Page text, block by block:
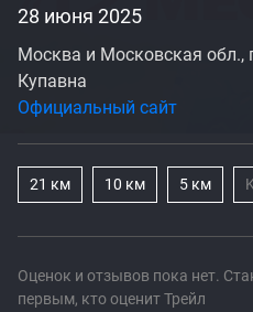
Оценок и отзывов пока нет.
первым, кто оценит Трейл
28 июня 2025
Москва и Московская обл.,
Купавна
Официальный сайт
21 км 10 км 5 км